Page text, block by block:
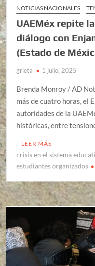
NOTICIAS NACIONALES
UAEMéx repite
diálogo con
(Estado de
grieta 1 julio, 2025
Brenda Monroy / AD
más de cuatro horas, el
autoridades de la
históricas, entre
LEER MÁS
crisis en el sistema
estudiantes organizados